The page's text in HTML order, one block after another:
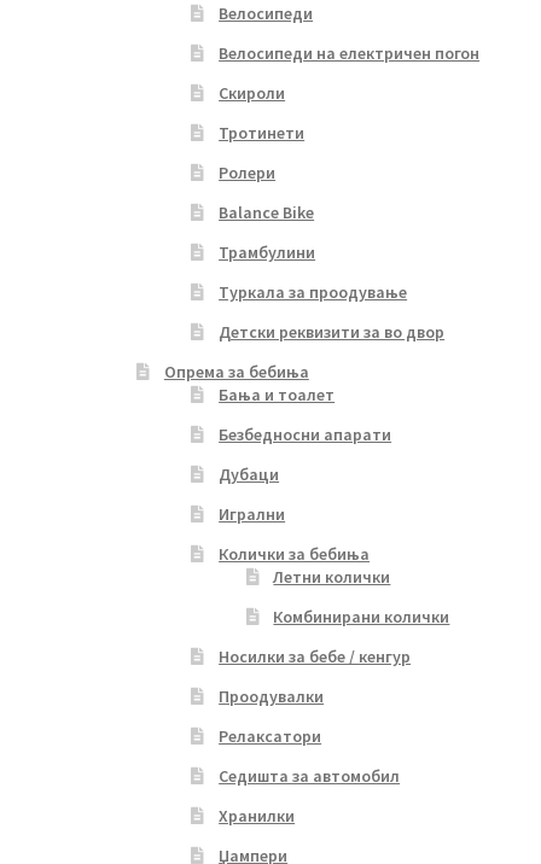
Велосипеди
Велосипеди на електричен погон
Скироли
Тротинети
Ролери
Balance Bike
Трамбулини
Туркала за проодување
Детски реквизити за во двор
Опрема за бебиња
Бања и тоалет
Безбедносни апарати
Дубаци
Игрални
Колички за бебиња
Летни колички
Комбинирани колички
Носилки за бебе / кенгур
Проодувалки
Релаксатори
Седишта за автомобил
Хранилки
Џампери